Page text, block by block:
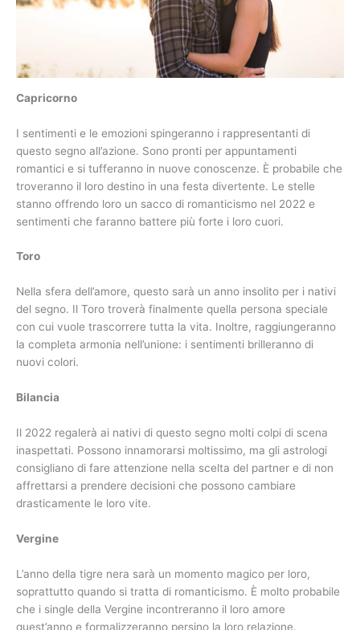
Capricorno
I sentimenti e le emozioni spingeranno i rappresentanti di
questo segno all’azione. Sono pronti per appuntamenti
troveranno il loro destino in una festa divertente. Le stelle
sentimenti che faranno battere più forte i loro cuori.
Toro
Nella sfera dell’amore, questo sarà un anno insolito per i nativi
con cui vuole trascorrere tutta la vita. Inoltre, raggiungeranno
nuovi colori.